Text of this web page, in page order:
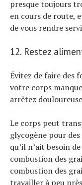
presque toujours
en cours de route,
de vous rendre
12. Restez
Évitez de faire des
votre corps
arrêtez
Le corps peut
glycogène pour
qu’il n’ait besoin
combustion des
combustion des
travailler à peu